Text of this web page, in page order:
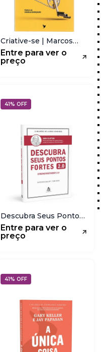
Criative-se | Marcos
Madaleno
Entre para ver o
preço
41% OFF
Descubra Seus Pontos
Fortes 20 | Don Clifton
Entre para ver o
preço
41% OFF